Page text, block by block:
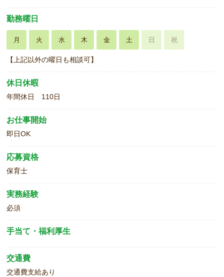
勤務曜日
月 火 水 木 金 土 日 祝
【上記以外の曜日も相談可】
休日休暇
年間休日 110日
お仕事開始
即日OK
応募資格
保育士
実務経験
必須
手当て・福利厚生
交通費
交通費支給あり